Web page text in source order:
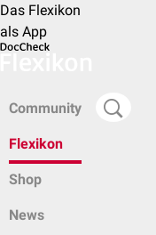
Das Flexikon
als App
Community
Flexikon
Shop
News